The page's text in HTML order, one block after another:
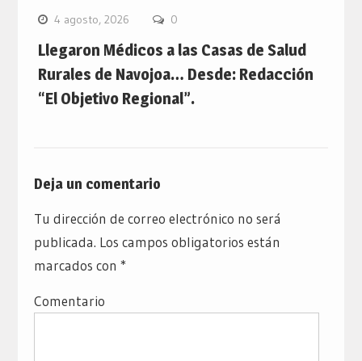
4 agosto, 2026 0
Llegaron Médicos a las Casas de Salud
Rurales de Navojoa… Desde: Redacción
“El Objetivo Regional”.
Deja un comentario
Tu dirección de correo electrónico no será
publicada. Los campos obligatorios están
marcados con *
Comentario